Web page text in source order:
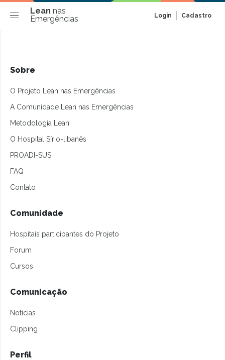
Lean nas
Emergências
Login Cadastro
Sobre
O Projeto Lean nas Emergências
A Comunidade Lean nas Emergências
Metodologia Lean
O Hospital Sírio-libanês
PROADI-SUS
FAQ
Contato
Comunidade
Hospitais participantes do Projeto
Forum
Cursos
Comunicação
Notícias
Clipping
Perfil